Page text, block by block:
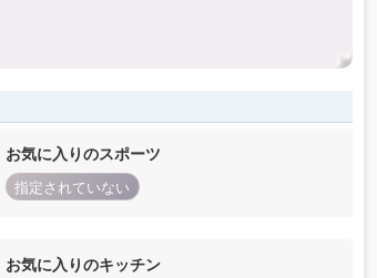
お気に入りのスポーツ
指定されていない
お気に入りのキッチン